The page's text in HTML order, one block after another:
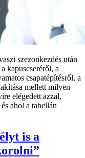
szezonkezdés után
kapuscseréről, a
csapatépítésről, a
mellett milyen
elégedett azzal,
ahol a tabellán
is a